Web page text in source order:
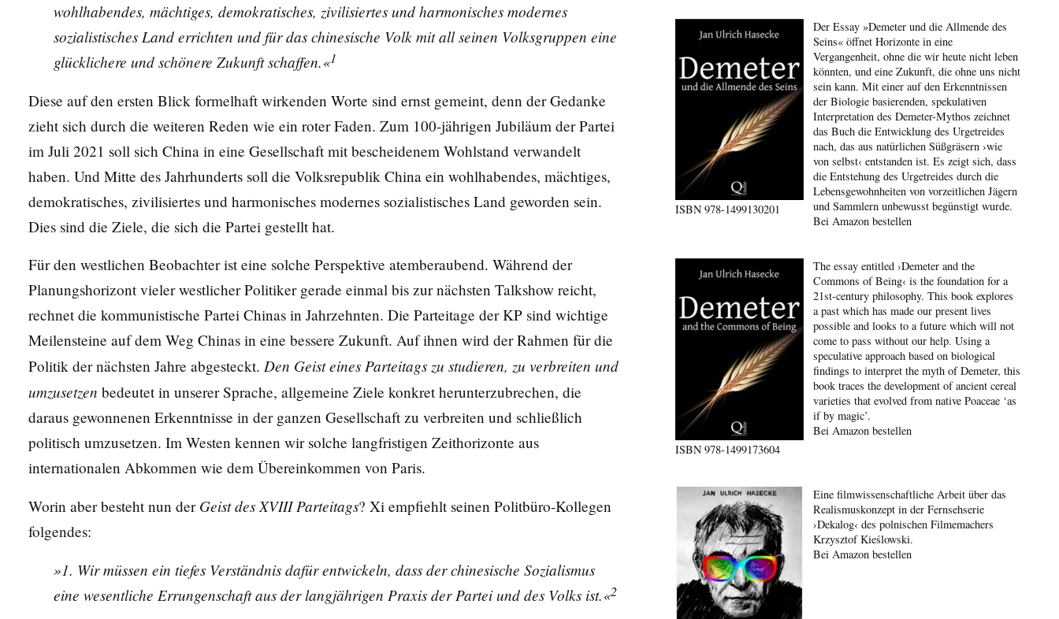
wohlhabendes, mächtiges, demokratisches, zivilisiertes und harmonisches modernes
sozialistisches Land errichten und für das chinesische Volk mit all seinen Volksgruppen eine
glücklichere und schönere Zukunft schaffen.«1
Diese auf den ersten Blick formelhaft wirkenden Worte sind ernst gemeint, denn der Gedanke
zieht sich durch die weiteren Reden wie ein roter Faden. Zum 100-jährigen Jubiläum der Partei
im Juli 2021 soll sich China in eine Gesellschaft mit bescheidenem Wohlstand verwandelt
haben. Und Mitte des Jahrhunderts soll die Volksrepublik China ein wohlhabendes, mächtiges,
demokratisches, zivilisiertes und harmonisches modernes sozialistisches Land geworden sein.
Dies sind die Ziele, die sich die Partei gestellt hat.
Für den westlichen Beobachter ist eine solche Perspektive atemberaubend. Während der
Planungshorizont vieler westlicher Politiker gerade einmal bis zur nächsten Talkshow reicht,
rechnet die kommunistische Partei Chinas in Jahrzehnten. Die Parteitage der KP sind wichtige
Meilensteine auf dem Weg Chinas in eine bessere Zukunft. Auf ihnen wird der Rahmen für die
Politik der nächsten Jahre abgesteckt. Den Geist eines Parteitags zu studieren, zu verbreiten und
umzusetzen bedeutet in unserer Sprache, allgemeine Ziele konkret herunterzubrechen, die
daraus gewonnenen Erkenntnisse in der ganzen Gesellschaft zu verbreiten und schließlich
politisch umzusetzen. Im Westen kennen wir solche langfristigen Zeithorizonte aus
internationalen Abkommen wie dem Übereinkommen von Paris.
Worin aber besteht nun der Geist des XVIII Parteitags? Xi empfiehlt seinen Politbüro-Kollegen
folgendes:
»1. Wir müssen ein tiefes Verständnis dafür entwickeln, dass der chinesische Sozialismus
eine wesentliche Errungenschaft aus der langjährigen Praxis der Partei und des Volks ist.«2
ISBN978-1499130201
Der Essay »Demeter und die Allmende des
Seins« öffnet Horizonte in eine
Vergangenheit, ohne die wir heute nicht leben
könnten, und eine Zukunft, die ohne uns nicht
sein kann. Mit einer auf den Erkenntnissen
der Biologie basierenden, spekulativen
Interpretation des Demeter-Mythos zeichnet
das Buch die Entwicklung des Urgetreides
nach, das aus natürlichen Süßgräsern ›wie
von selbst‹ entstanden ist. Es zeigt sich, dass
die Entstehung des Urgetreides durch die
Lebensgewohnheiten von vorzeitlichen Jägern
und Sammlern unbewusst begünstigt wurde.
Bei Amazon bestellen
ISBN978-1499173604
The essay entitled ›Demeter and the
Commons of Being‹ is the foundation for a
21st-century philosophy. This book explores
a past which has made our present lives
possible and looks to a future which will not
come to pass without our help. Using a
speculative approach based on biological
findings to interpret the myth of Demeter, this
book traces the development of ancient cereal
varieties that evolved from native Poaceae ‘as
if by magic’.
Bei Amazon bestellen
Eine filmwissenschaftliche Arbeit über das
Realismuskonzept in der Fernsehserie
›Dekalog‹ des polnischen Filmemachers
Krzysztof Kieślowski.
Bei Amazon bestellen